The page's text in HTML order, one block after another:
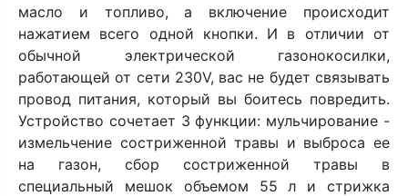
масло и топливо, а включение происходит
нажатием всего одной кнопки. И в отличии от
обычной электрической газонокосилки,
работающей от сети 230V, вас не будет связывать
провод питания, который вы боитесь повредить.
Устройство сочетает 3 функции: мульчирование -
измельчение состриженной травы и выброса ее
на газон, сбор состриженной травы в
специальный мешок объемом 55 л и стрижка